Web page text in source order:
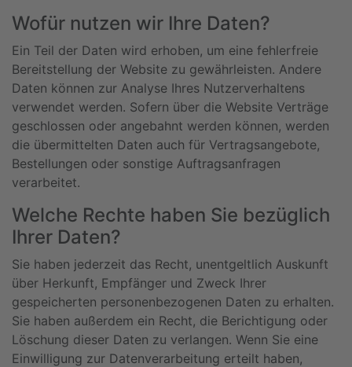
Wofür nutzen wir Ihre Daten?
Ein Teil der Daten wird erhoben, um eine fehlerfreie
Bereitstellung der Website zu gewährleisten. Andere
Daten können zur Analyse Ihres Nutzerverhaltens
verwendet werden. Sofern über die Website Verträge
geschlossen oder angebahnt werden können, werden
die übermittelten Daten auch für Vertragsangebote,
Bestellungen oder sonstige Auftragsanfragen
verarbeitet.
Welche Rechte haben Sie bezüglich
Ihrer Daten?
Sie haben jederzeit das Recht, unentgeltlich Auskunft
über Herkunft, Empfänger und Zweck Ihrer
gespeicherten personenbezogenen Daten zu erhalten.
Sie haben außerdem ein Recht, die Berichtigung oder
Löschung dieser Daten zu verlangen. Wenn Sie eine
Einwilligung zur Datenverarbeitung erteilt haben,